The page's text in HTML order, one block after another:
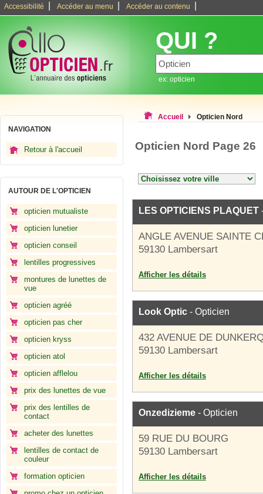
Accessibilité Accéder au menu Accéder au contenu
QUI ?
ex: opticien
NAVIGATION
Retour à l'accueil
AUTOUR DE L'OPTICIEN
opticien mutualiste
opticien lunetier
opticien conseil
lentilles progressives
montures de lunettes de
vue
opticien agréé
opticien pas cher
opticien kryss
opticien atol
opticien afflelou
prix des lunettes de vue
prix des lentilles de
contact
acheter des lunettes
lentilles de contact de
couleur
formation opticien
Accueil Opticien Nord
Opticien Nord Page 26
LES OPTICIENS PLAQUET
ANGLE AVENUE SAINTE
59130 Lambersart
Afficher les détails
Look Optic - Opticien
432 AVENUE DE
59130 Lambersart
Afficher les détails
Onzedizieme - Opticien
59 RUE DU BOURG
59130 Lambersart
Afficher les détails